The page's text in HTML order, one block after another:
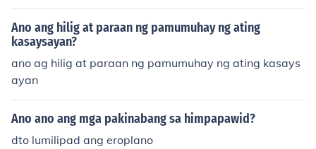
Ano ang hilig at paraan ng pamumuhay ng ating
kasaysayan?
ano ag hilig at paraan ng pamumuhay ng ating kasays
ayan
Ano ano ang mga pakinabang sa himpapawid?
dto lumilipad ang eroplano